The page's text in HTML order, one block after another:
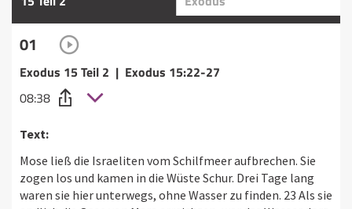
01
Exodus 15 Teil 2 | Exodus 15:22-27
08:38
Text:
Mose ließ die Israeliten vom Schilfmeer aufbrechen. Sie
zogen los und kamen in die Wüste Schur. Drei Tage lang
waren sie hier unterwegs, ohne Wasser zu finden. 23 Als sie